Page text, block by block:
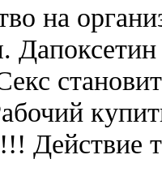
на
Действие